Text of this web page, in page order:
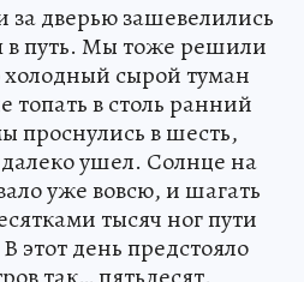
за дверью зашевелились
в путь. Мы тоже решили
сырой туман
топать в столь ранний
проснулись в шесть,
ушел. Солнце на
уже вовсю, и шагать
тысяч ног пути
этот день предстояло